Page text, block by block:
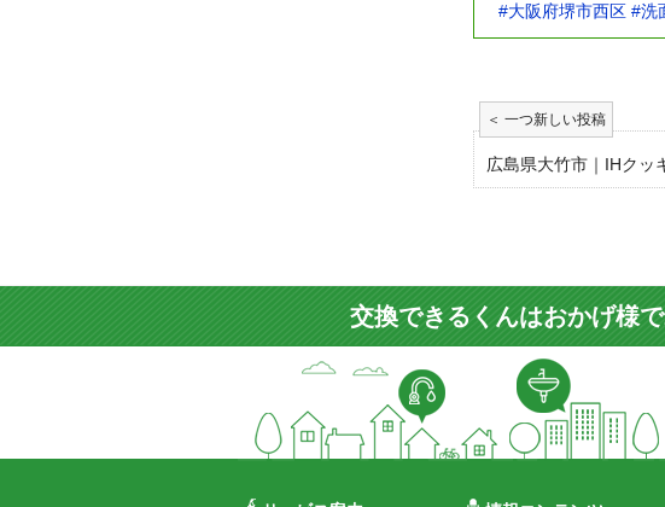
#大阪府堺市西区 #洗
広島県大竹市｜IHクッ
交換できるくんはおかげ様